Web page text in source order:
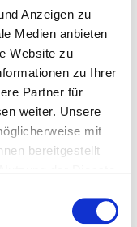
Anzeigen zu
Medien anbieten
Website zu
zu Ihrer
Partner für
weiter. Unsere
mit
bereitgestellt
sind: